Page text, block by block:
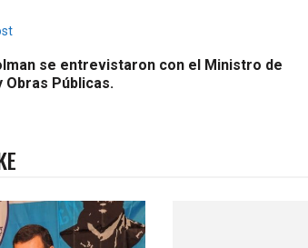
se entrevistaron con el Ministro de
Públicas.